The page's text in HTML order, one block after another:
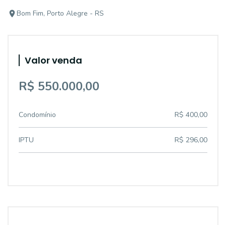
Bom Fim, Porto Alegre - RS
Valor venda
R$ 550.000,00
Condomínio R$ 400,00
IPTU R$ 296,00